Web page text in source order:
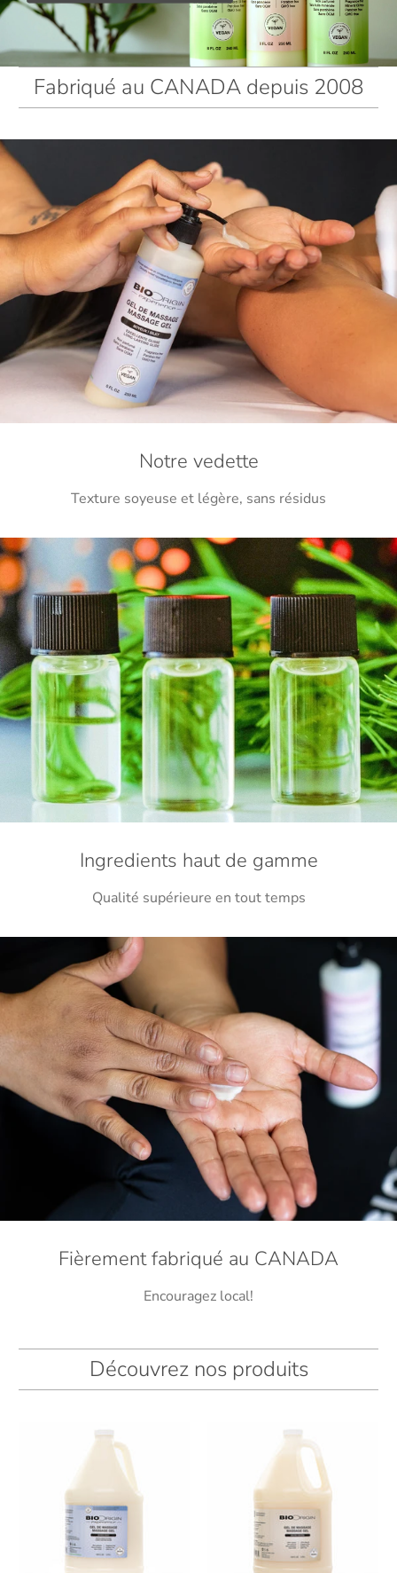
Fabriqué au CANADA depuis 2008
Notre vedette
Texture soyeuse et légère, sans résidus
Ingredients haut de gamme
Qualité supérieure en tout temps
Fièrement fabriqué au CANADA
Encouragez local!
Découvrez nos produits